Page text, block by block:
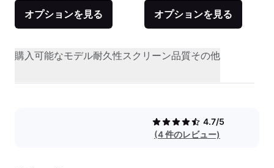
オプションを見る オプションを見る
購入可能なモデル耐久性スクリーン品質その他
4.7/5
(4 件のレビュー)